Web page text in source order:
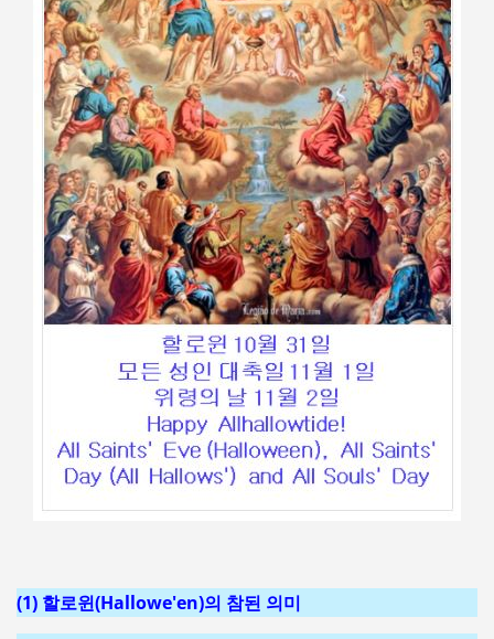
(1) 할로윈(Hallowe'en)의 참된 의미